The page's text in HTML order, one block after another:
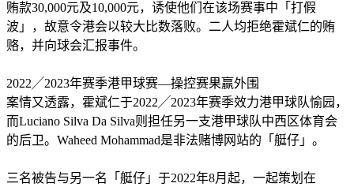
贿款30,000元及10,000元，诱使他们在该场赛事中「打假
波」，故意令港会以较大比数落败。二人均拒绝霍斌仁的贿
赂，并向球会汇报事件。
2022╱2023年赛季港甲球赛—操控赛果赢外围
案情又透露，霍斌仁于2022╱2023年赛季效力港甲球队愉园，
而Luciano Silva Da Silva则担任另一支港甲球队中西区体育会
的后卫。Waheed Mohammad是非法赌博网站的「艇仔」。
三名被告与另一名「艇仔」于2022年8月起，一起策划在